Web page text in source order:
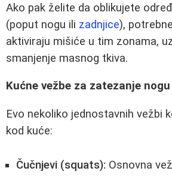
Ako pak želite da oblikujete
(poput nogu ili zadnjice),
aktiviraju mišiće u tim zonama,
smanjenje masnog tkiva.
Kućne vežbe za zatezanje
Evo nekoliko jednostavnih vežbi
kod kuće:
Čučnjevi (squats): Osnovna